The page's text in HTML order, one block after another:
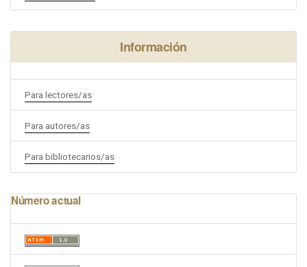
Información
Para lectores/as
Para autores/as
Para bibliotecarios/as
Número actual